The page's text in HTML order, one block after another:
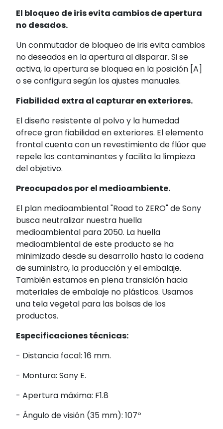
El bloqueo de iris evita cambios de apertura
no desados.
Un conmutador de bloqueo de iris evita cambios
no deseados en la apertura al disparar. Si se
activa, la apertura se bloquea en la posición [A]
o se configura según los ajustes manuales.
Fiabilidad extra al capturar en exteriores.
El diseño resistente al polvo y la humedad
ofrece gran fiabilidad en exteriores. El elemento
frontal cuenta con un revestimiento de flúor que
repele los contaminantes y facilita la limpieza
del objetivo.
Preocupados por el medioambiente.
El plan medioambiental "Road to ZERO" de Sony
busca neutralizar nuestra huella
medioambiental para 2050. La huella
medioambiental de este producto se ha
minimizado desde su desarrollo hasta la cadena
de suministro, la producción y el embalaje.
También estamos en plena transición hacia
materiales de embalaje no plásticos. Usamos
una tela vegetal para las bolsas de los
productos.
Especificaciones técnicas:
- Distancia focal: 16 mm.
- Montura: Sony E.
- Apertura máxima: F1.8
- Ángulo de visión (35 mm): 107º